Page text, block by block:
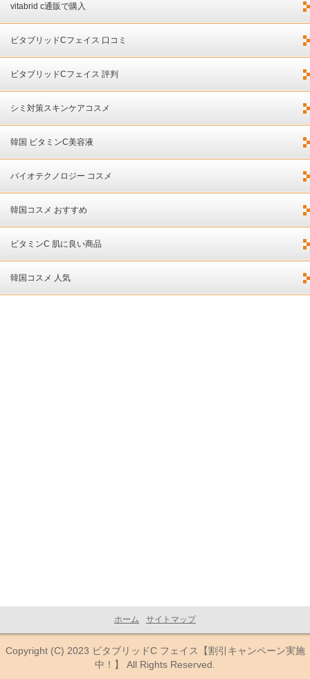
vitabrid c通販で購入
ビタブリッドCフェイス 口コミ
ビタブリッドCフェイス 評判
シミ対策スキンケアコスメ
韓国 ビタミンC美容液
バイオテクノロジー コスメ
韓国コスメ おすすめ
ビタミンC 肌に良い商品
韓国コスメ 人気
ホーム サイトマップ
Copyright (C) 2023 ビタブリッドC フェイス【割引キャンペーン実施
中！】
All Rights Reserved.